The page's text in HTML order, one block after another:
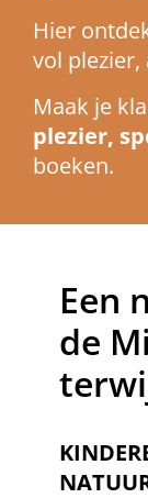
Hier
vol
Maak je
plezier,
boeken.
Een
de